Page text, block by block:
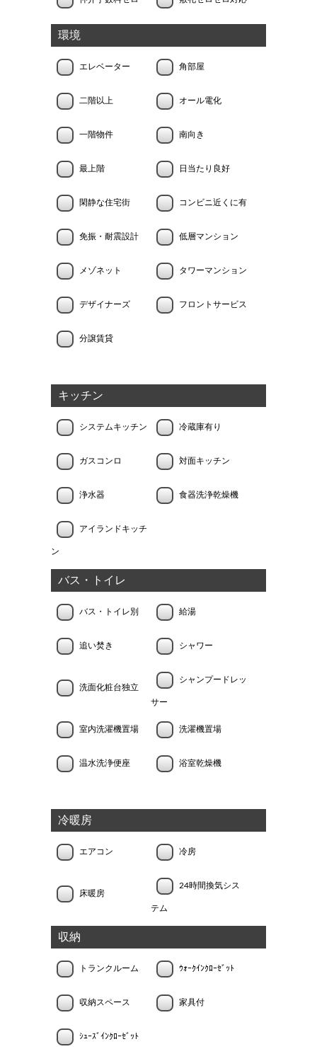
環境
エレベーター 角部屋
二階以上 オール電化
一階物件 南向き
最上階 日当たり良好
閑静な住宅街 コンビニ近くに有
免振・耐震設計 低層マンション
メゾネット タワーマンション
デザイナーズ フロントサービス
分譲賃貸
キッチン
システムキッチン 冷蔵庫有り
ガスコンロ 対面キッチン
浄水器 食器洗浄乾燥機
アイランドキッチ
ン
バス・トイレ
バス・トイレ別 給湯
追い焚き シャワー
洗面化粧台独立
シャンプードレッ
サー
室内洗濯機置場 洗濯機置場
温水洗浄便座 浴室乾燥機
冷暖房
エアコン 冷房
床暖房
24時間換気シス
テム
収納
トランクルーム ｳｫｰｸｲﾝｸﾛｰｾﾞｯﾄ
収納スペース 家具付
ｼｭｰｽﾞｲﾝｸﾛｰｾﾞｯﾄ